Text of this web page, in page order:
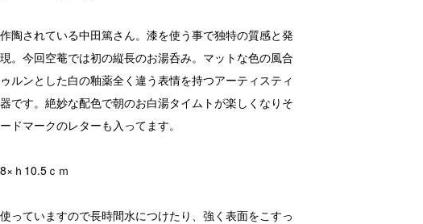
陶されている中田篤さん。漆を使う事で独特の質感と発
。今回空菴では初の縦長のお湯呑み。マットな色の風合
ルンとした白の釉薬全く違う表情を持つアーティスティ
です。絶妙な配色で朝のお白湯タイムトが楽しくなりそ
ドマークのレターも入ってます。
ｈ10.5ｃｍ
っていますので長時間水につけたり、強く表面をこすっ